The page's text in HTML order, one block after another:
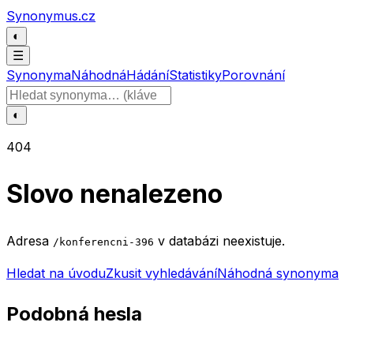
Přeskočit na obsah
Synonymus.cz
◐
☰
SynonymaNáhodnáHádáníStatistikyPorovnání
Hledat slovo
◐
404
Slovo nenalezeno
Adresa /konferencni-396 v databázi neexistuje.
Hledat na úvoduZkusit vyhledáváníNáhodná synonyma
Podobná hesla